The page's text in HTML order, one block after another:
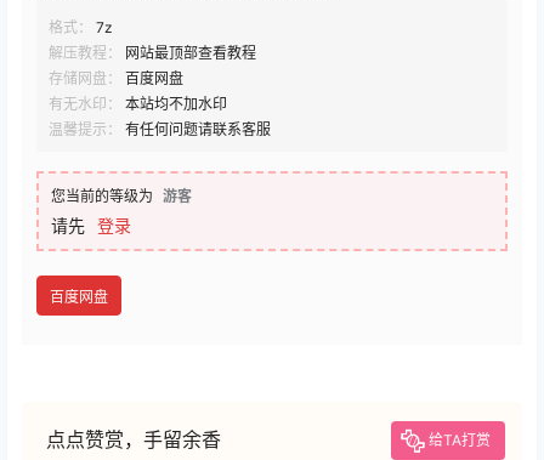
格式：
7z
解压教程：
网站最顶部查看教程
存储网盘：
百度网盘
有无水印：
本站均不加水印
温馨提示：
有任何问题请联系客服
您当前的等级为 游客
请先 登录
百度网盘
点点赞赏，手留余香 给TA打赏